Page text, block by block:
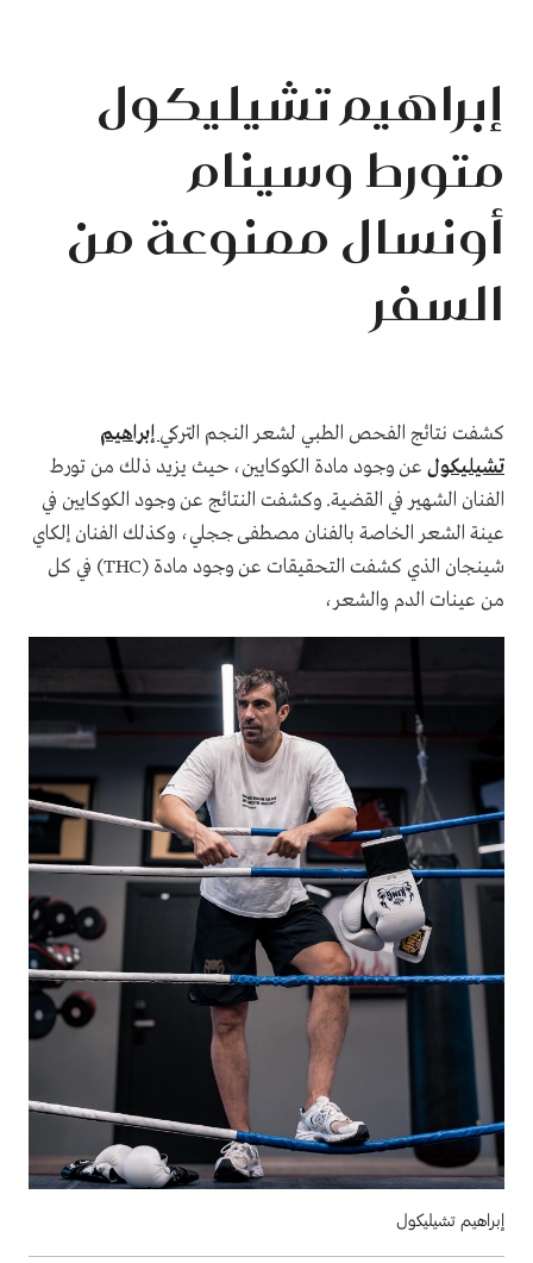
إبراهيم تشيليكول
متورط وسينام
أونسال ممنوعة من
السفر
كشفت نتائج الفحص الطبي لشعر النجم التركي إبراهيم
تشيليكول عن وجود مادة الكوكايين، حيث يزيد ذلك من تورط
الفنان الشهير في القضية. وكشفت النتائج عن وجود الكوكايين في
عينة الشعر الخاصة بالفنان مصطفى ججلي، وكذلك الفنان إلكاي
شينجان الذي كشفت التحقيقات عن وجود مادة (THC) في كل
من عينات الدم والشعر،
إبراهيم تشيليكول